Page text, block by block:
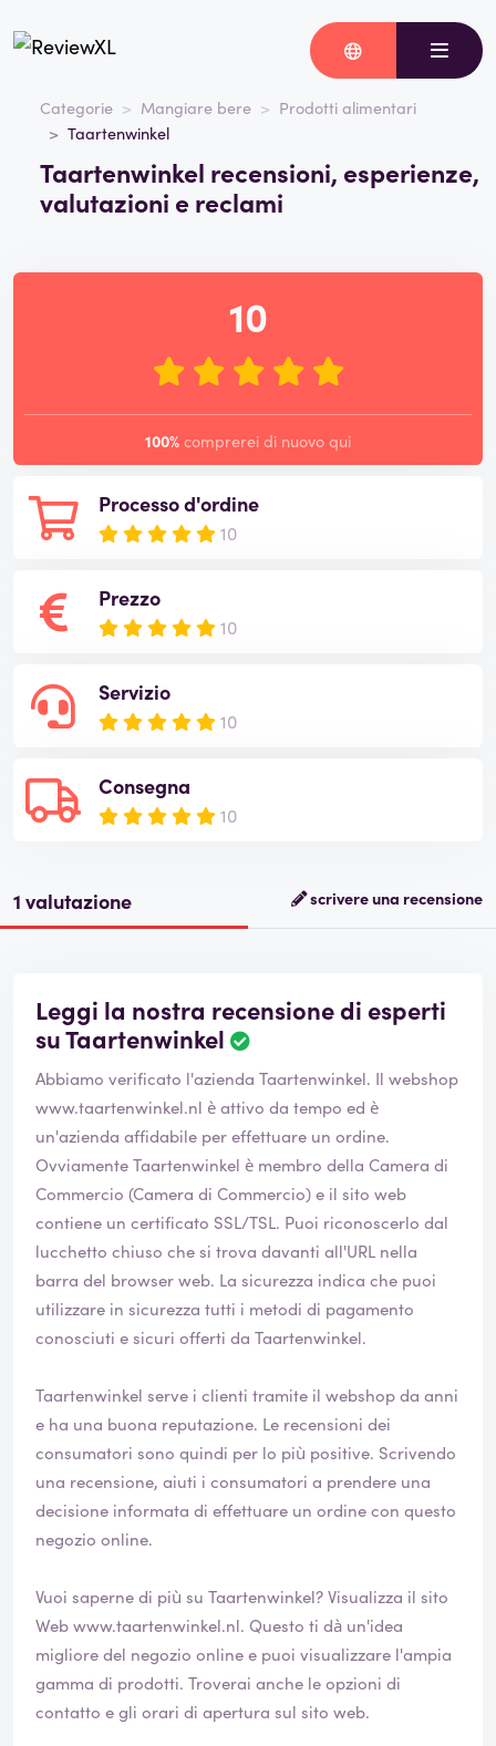
Categorie Mangiare bere
Prodotti alimentari
Taartenwinkel
Taartenwinkel recensioni, esperienze,
valutazioni e reclami
Processo d'ordine
10
Prezzo
10
Servizio
10
Consegna
10
10
100% comprerei di nuovo qui
1 valutazione scrivere una recensione
Leggi la nostra recensione di esperti
su Taartenwinkel
Abbiamo verificato l'azienda Taartenwinkel. Il webshop
www.taartenwinkel.nl è attivo da tempo ed è
un'azienda affidabile per effettuare un ordine.
Ovviamente Taartenwinkel è membro della Camera di
Commercio (Camera di Commercio) e il sito web
contiene un certificato SSL/TSL. Puoi riconoscerlo dal
lucchetto chiuso che si trova davanti all'URL nella
barra del browser web. La sicurezza indica che puoi
utilizzare in sicurezza tutti i metodi di pagamento
conosciuti e sicuri offerti da Taartenwinkel.
Taartenwinkel serve i clienti tramite il webshop da anni
e ha una buona reputazione. Le recensioni dei
consumatori sono quindi per lo più positive. Scrivendo
una recensione, aiuti i consumatori a prendere una
decisione informata di effettuare un ordine con questo
negozio online.
Vuoi saperne di più su Taartenwinkel? Visualizza il sito
Webwww.taartenwinkel.nl. Questo ti dà un'idea
migliore del negozio online e puoi visualizzare l'ampia
gamma di prodotti. Troverai anche le opzioni di
contatto e gli orari di apertura sul sito web.